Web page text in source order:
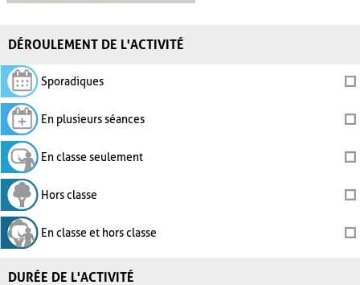
DÉROULEMENT DE L'ACTIVITÉ
Sporadiques
En plusieurs séances
En classe seulement
Hors classe
En classe et hors classe
DURÉE DE L'ACTIVITÉ